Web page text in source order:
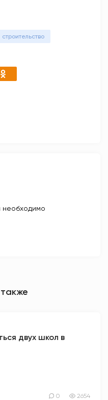
строительство
необходимо
двух школ в
0 2654